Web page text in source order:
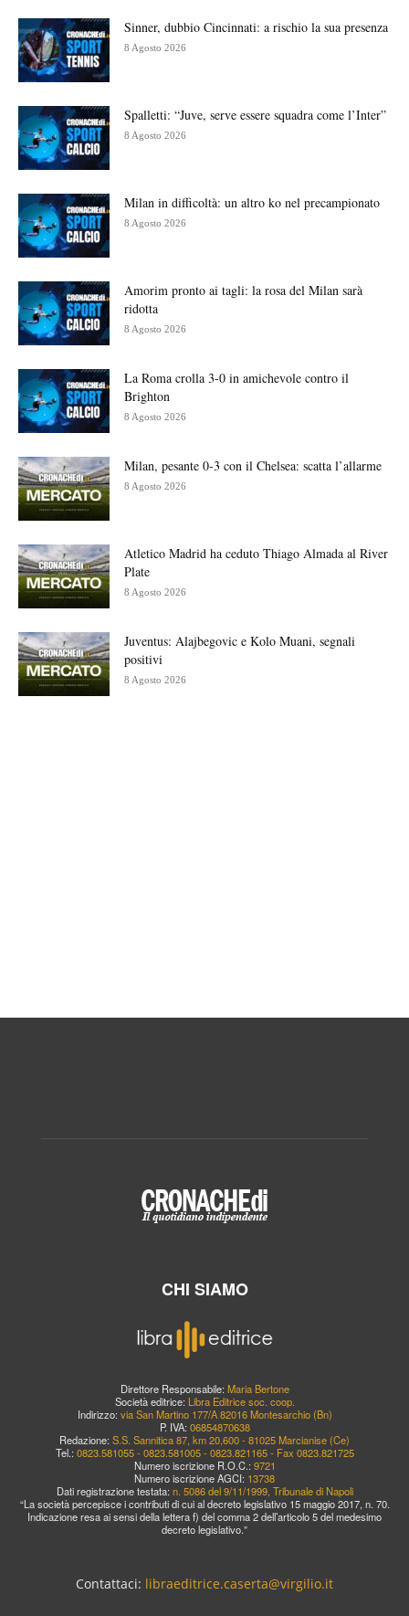
Sinner, dubbio Cincinnati: a rischio la sua presenza
8 Agosto 2026
Spalletti: “Juve, serve essere squadra come l’Inter”
8 Agosto 2026
Milan in difficoltà: un altro ko nel precampionato
8 Agosto 2026
Amorim pronto ai tagli: la rosa del Milan sarà
ridotta
8 Agosto 2026
La Roma crolla 3-0 in amichevole contro il
Brighton
8 Agosto 2026
Milan, pesante 0-3 con il Chelsea: scatta l’allarme
8 Agosto 2026
Atletico Madrid ha ceduto Thiago Almada al River
Plate
8 Agosto 2026
Juventus: Alajbegovic e Kolo Muani, segnali
positivi
8 Agosto 2026
CHI SIAMO
Direttore Responsabile: Maria Bertone
Società editrice: Libra Editrice soc. coop.
Indirizzo: via San Martino 177/A 82016 Montesarchio (Bn)
P. IVA: 06854870638
Redazione: S.S. Sannitica 87, km 20,600 - 81025 Marcianise (Ce)
Tel.: 0823.581055 - 0823.581005 - 0823.821165 - Fax 0823.821725
Numero iscrizione R.O.C.: 9721
Numero iscrizione AGCI: 13738
Dati registrazione testata: n. 5086 del 9/11/1999, Tribunale di Napoli
“La società percepisce i contributi di cui al decreto legislativo 15 maggio 2017, n. 70.
Indicazione resa ai sensi della lettera f) del comma 2 dell’articolo 5 del medesimo
decreto legislativo.”
Contattaci: libraeditrice.caserta@virgilio.it